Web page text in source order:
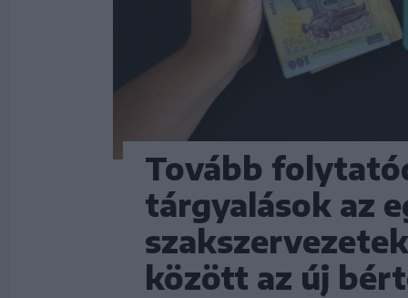
Tovább
tárgyalások az
között az új